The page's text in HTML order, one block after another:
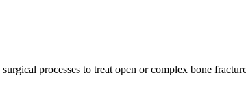
processes to treat open or complex bone